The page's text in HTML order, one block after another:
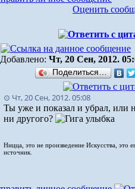
Оценить
Добавлено: Чт, 20 Сен, 2012.
Поделиться…
⊙ Чт, 20 Сен, 2012. 05:08
Ты уже и показал и убрал, или
ни другого?
Ницца, это не произведение Искусства, это
источник.